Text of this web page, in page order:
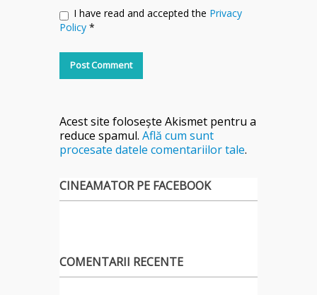
I have read and accepted the Privacy
Policy *
Acest site folosește Akismet pentru a
reduce spamul. Află cum sunt
procesate datele comentariilor tale.
CINEAMATOR PE FACEBOOK
COMENTARII RECENTE